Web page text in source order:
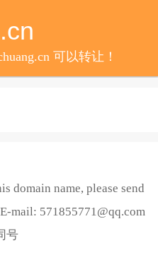
可以转让！
domain name, please send
mail: 571855771@qq.com
号